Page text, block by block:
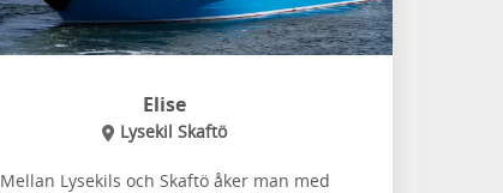
Elise
Lysekil Skaftö
Mellan Lysekils och Skaftö åker man med